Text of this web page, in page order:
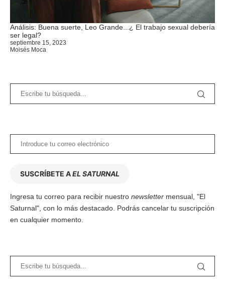
Análisis: Buena suerte, Leo Grande...¿ El trabajo sexual debería
ser legal?
septiembre 15, 2023
Moisés Moca
SUSCRÍBETE AEL SATURNAL
Ingresa tu correo para recibir nuestro newsletter mensual, "El
Saturnal", con lo más destacado. Podrás cancelar tu suscripción
en cualquier momento.